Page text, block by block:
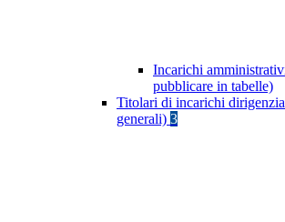
Incarichi
pubblicare in tabelle)
Titolari di incarichi
generali) 3